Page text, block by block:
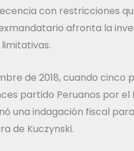
con restricciones
afronta la
de 2018, cuando cinco
partido Peruanos por
una indagación fiscal
de Kuczynski.